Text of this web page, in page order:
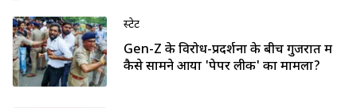
स्टेट
Gen-Z के विरोध-प्रदर्शनों के बीच गुजरात में
कैसे सामने आया 'पेपर लीक' का मामला?